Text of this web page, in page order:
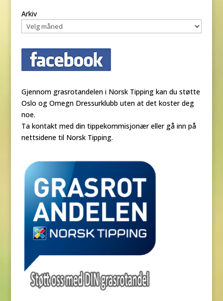
Arkiv
Gjennom grasrotandelen i Norsk Tipping kan du støtte
Oslo og Omegn Dressurklubb uten at det koster deg
noe.
Ta kontakt med din tippekommisjonær eller gå inn på
nettsidene til Norsk Tipping.